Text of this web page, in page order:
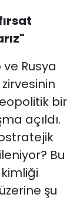
ve Rusya
bir
açıldı.
Bu
şu